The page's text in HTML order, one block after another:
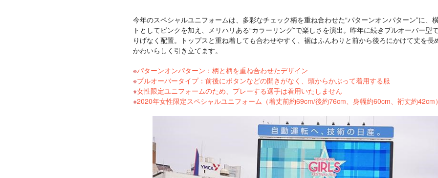
今年のスペシャルユニフォームは、多彩なチェック柄を重ね合わせた“パターンオンパターン”に、
トとしてピンクを加え、メリハリある“カラーリング”で楽しさを演出。昨年に続きプルオーバー型
りげなく配置。トップスと重ね着しても合わせやすく、裾はふんわりと前から後ろにかけて丈を長
かわいらしく引き立てます。
パターンオンパターン：柄と柄を重ね合わせたデザイン
プルオーバータイプ：前後にボタンなどの開きがなく、頭からかぶって着用する服
女性限定ユニフォームのため、プレーする選手は着用いたしません
2020年女性限定スペシャルユニフォーム（着丈前約69cm/後約76cm、身幅約60cm、裄丈約42cm